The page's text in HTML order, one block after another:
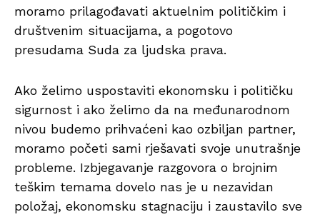
moramo prilagođavati aktuelnim političkim i
društvenim situacijama, a pogotovo
presudama Suda za ljudska prava.
Ako želimo uspostaviti ekonomsku i političku
sigurnost i ako želimo da na međunarodnom
nivou budemo prihvaćeni kao ozbiljan partner,
moramo početi sami rješavati svoje unutrašnje
probleme. Izbjegavanje razgovora o brojnim
teškim temama dovelo nas je u nezavidan
položaj, ekonomsku stagnaciju i zaustavilo sve